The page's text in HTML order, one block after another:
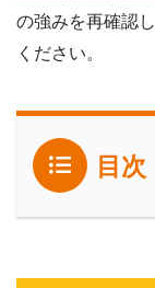
の強みを再確認
ください。
目次